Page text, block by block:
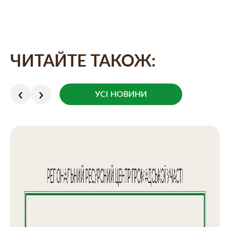
ЧИТАЙТЕ ТАКОЖ:
УСІ НОВИНИ